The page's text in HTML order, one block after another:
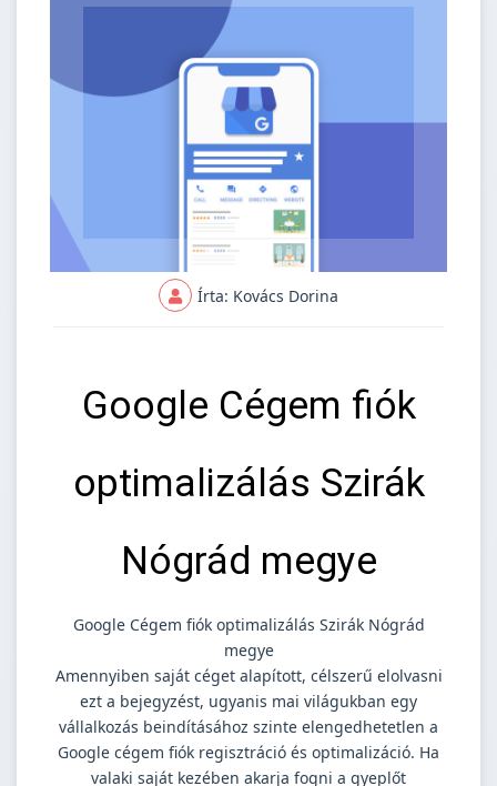
Írta: Kovács Dorina
Google Cégem fiók
optimalizálás Szirák
Nógrád megye
Google Cégem fiók optimalizálás Szirák Nógrád
megye
Amennyiben saját céget alapított, célszerű elolvasni
ezt a bejegyzést, ugyanis mai világukban egy
vállalkozás beindításához szinte elengedhetetlen a
Google cégem fiók regisztráció és optimalizáció. Ha
valaki saját kezében akarja fogni a gyeplőt